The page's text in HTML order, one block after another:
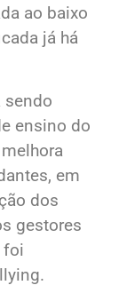
ao baixo
já há
sendo
ensino do
em
dos
gestores
foi